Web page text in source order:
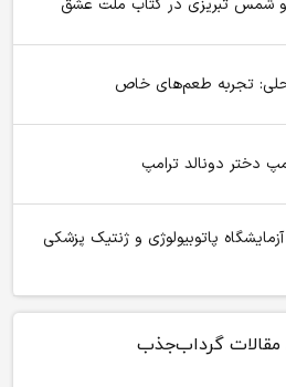
و شمس تبریزی در کتاب ملت عشق
تجربه طعم‌های خاص
دختر دونالد ترامپ
پاتوبیولوژی و ژنتیک پزشکی
مقالات گرداب‌جذب